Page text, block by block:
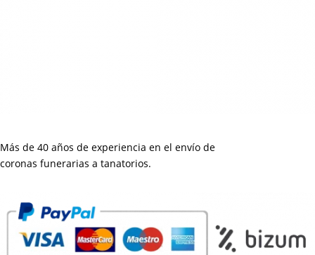
Más de 40 años de experiencia en el envío de
coronas funerarias a tanatorios.